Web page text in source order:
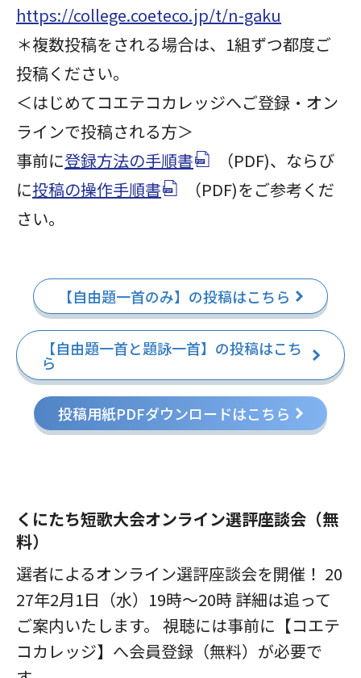
https://college.coeteco.jp/t/n-gaku
＊複数投稿をされる場合は、1組ずつ都度ご
投稿ください。
＜はじめてコエテコカレッジへご登録・オン
ラインで投稿される方＞
事前に登録方法の手順書
（PDF)、ならび
に投稿の操作手順書
（PDF)をご参考くだ
さい。
【自由題一首のみ】の投稿はこちら
【自由題一首と題詠一首】の投稿はこち
ら
投稿用紙PDFダウンロードはこちら
くにたち短歌大会オンライン選評座談会（無
料）
選者によるオンライン選評座談会を開催！ 20
27年2月1日（水）19時～20時 詳細は追って
ご案内いたします。 視聴には事前に【コエテ
コカレッジ】へ会員登録（無料）が必要で